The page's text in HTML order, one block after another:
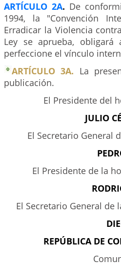
ARTÍCULO 2A. De
1994, la "Convención
Erradicar la Violencia
Ley se aprueba,
perfeccione el vínculo
ARTÍCULO 3A. La
publicación.
El Presidente del
JULIO
El Secretario General
El Presidente de la
El Secretario General de
REPÚBLICA DE